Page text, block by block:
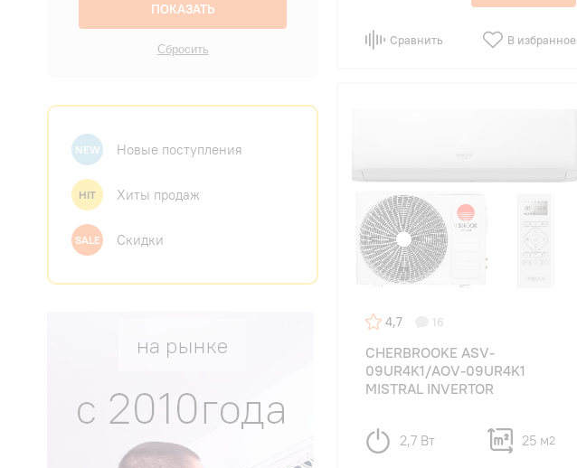
NEW Новые поступления
HIT Хиты продаж
SALE Скидки
Сравнить В избранное
4,7 16
CHERBROOKE ASV-
09UR4K1/AOV-09UR4K1
MISTRAL INVERTOR
2,7 Вт 25 м2